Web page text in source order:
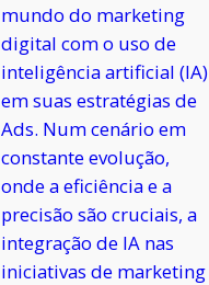
mundo do marketing
digital com o uso de
inteligência artificial (IA)
em suas estratégias de
Ads. Num cenário em
constante evolução,
onde a eficiência e a
precisão são cruciais, a
integração de IA nas
iniciativas de marketing